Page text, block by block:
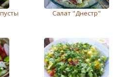
Салат "Днестр"